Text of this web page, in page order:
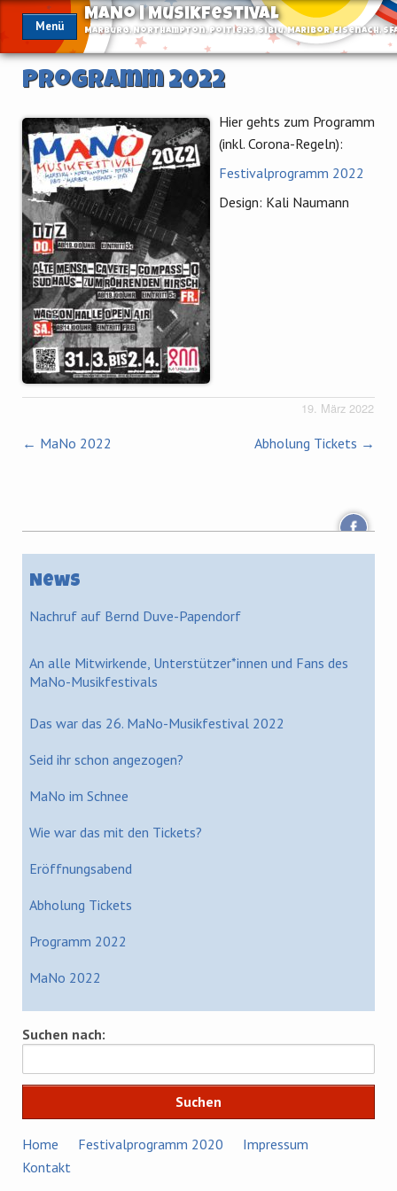
Menü
MaNo | Musikfestival
Marburg, Northampton, Poitiers, Sibiu, Maribor, Eisenach,
Programm 2022
Hier gehts zum Programm
(inkl. Corona-Regeln):
Festivalprogramm 2022
Design: Kali Naumann
19. März 2022
← MaNo 2022 Abholung Tickets →
News
Nachruf auf Bernd Duve-Papendorf
An alle Mitwirkende, Unterstützer*innen und Fans des
MaNo-Musikfestivals
Das war das 26. MaNo-Musikfestival 2022
Seid ihr schon angezogen?
MaNo im Schnee
Wie war das mit den Tickets?
Eröffnungsabend
Abholung Tickets
Programm 2022
MaNo 2022
Suchen nach:
Home Festivalprogramm 2020
Impressum
Kontakt